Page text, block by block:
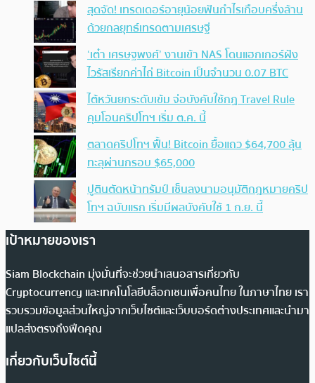
สุดจัด! เทรดเดอร์อายุน้อยฟันกำไรเกือบครึ่งล้าน
ด้วยกลยุทธ์เทรดตามเศรษฐี
‘เต๋า เศรษฐพงศ์’ งานเข้า NAS โดนแฮกเกอร์ฝัง
ไวรัสเรียกค่าไถ่ Bitcoin เป็นจำนวน 0.07 BTC
ไต้หวันยกระดับเข้ม จ่อบังคับใช้กฏ Travel Rule
คุมโอนคริปโทฯ เริ่ม ต.ค. นี้
ตลาดคริปโทฯ ฟื้น! Bitcoin ยื้อแถว $64,700 ลุ้น
ทะลุผ่านกรอบ $65,000
ปูตินตัดหน้าทรัมป์ เซ็นลงนามอนุมัติกฎหมายคริป
โทฯ ฉบับแรก เริ่มมีผลบังคับใช้ 1 ก.ย. นี้
เป้าหมายของเรา
Siam Blockchain มุ่งมั่นที่จะช่วยนำเสนอสารเกี่ยวกับ
Cryptocurrency และเทคโนโลยีบล็อกเชนเพื่อคนไทย ในภาษาไทย เรา
รวบรวมข้อมูลส่วนใหญ่จากเว็บไซต์และเว็บบอร์ดต่างประเทศและนำมา
แปลส่งตรงถึงฟีดคุณ
เกี่ยวกับเว็บไซต์นี้